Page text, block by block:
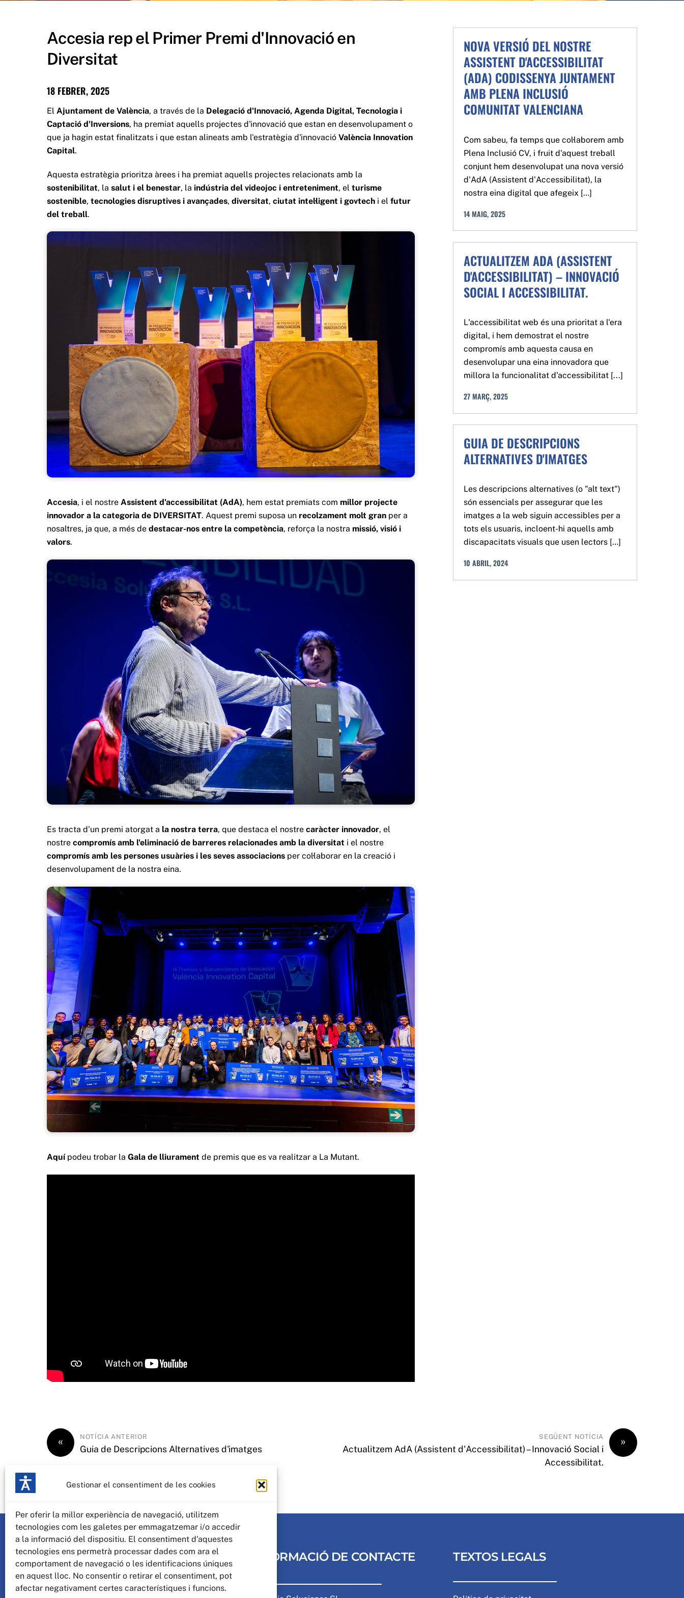
Gestionar el consentiment de les cookies
Per oferir la millor experiència de navegació, utilitzem
tecnologies com les galetes per emmagatzemar i/o accedir
a la informació del dispositiu. El consentiment d'aquestes
tecnologies ens permetrà processar dades com ara el
comportament de navegació o les identificacions úniques
en aquest lloc. No consentir o retirar el consentiment, pot
afectar negativament certes característiques i funcions.
Accesia rep el Primer Premi d'Innovació en
Diversitat
18 FEBRER, 2025
El Ajuntament de València, a través de la Delegació d'Innovació, Agenda Digital, Tecnologia i
Captació d'Inversions, ha premiat aquells projectes d'innovació que estan en desenvolupament o
que ja hagin estat finalitzats i que estan alineats amb l'estratègia d'innovació València Innovation
Capital.
Aquesta estratègia prioritza àrees i ha premiat aquells projectes relacionats amb la
sostenibilitat, la salut i el benestar, la indústria del videojoc i entreteniment, el turisme
sostenible, tecnologies disruptives i avançades, diversitat, ciutat intel·ligent i govtech i el futur
del treball.
Accesia, i el nostre Assistent d'accessibilitat (AdA), hem estat premiats com millor projecte
innovador a la categoria de DIVERSITAT. Aquest premi suposa un recolzament molt gran per a
nosaltres, ja que, a més de destacar-nos entre la competència, reforça la nostra missió, visió i
valors.
Es tracta d'un premi atorgat a la nostra terra, que destaca el nostre caràcter innovador, el
nostre compromís amb l'eliminació de barreres relacionades amb la diversitat i el nostre
compromís amb les persones usuàries i les seves associacions per col·laborar en la creació i
desenvolupament de la nostra eina.
Aquípodeu trobar la Gala de lliurament de premis que es va realitzar a La Mutant.
NOVA VERSIÓ DEL NOSTRE
ASSISTENT D'ACCESSIBILITAT
(ADA) CODISSENYA JUNTAMENT
AMB PLENA INCLUSIÓ
COMUNITAT VALENCIANA
Com sabeu, fa temps que col·laborem amb
Plena Inclusió CV, i fruit d'aquest treball
conjunt hem desenvolupat una nova versió
d'AdA (Assistent d'Accessibilitat), la
nostra eina digital que afegeix […]
14MAIG,2025
ACTUALITZEM ADA (ASSISTENT
D'ACCESSIBILITAT) – INNOVACIÓ
SOCIAL I ACCESSIBILITAT.
L'accessibilitat web és una prioritat a l'era
digital, i hem demostrat el nostre
compromís amb aquesta causa en
desenvolupar una eina innovadora que
millora la funcionalitat d'accessibilitat [...]
27MARÇ,2025
GUIA DE DESCRIPCIONS
ALTERNATIVES D'IMATGES
Les descripcions alternatives (o "alt text")
són essencials per assegurar que les
imatges a la web siguin accessibles per a
tots els usuaris, incloent-hi aquells amb
discapacitats visuals que usen lectors […]
10 ABRIL,2024
« NOTÍCIA ANTERIOR
Guia de Descripcions Alternatives d'imatges
»
SEGÜENT NOTÍCIA
Actualitzem AdA (Assistent d'Accessibilitat) – Innovació Social i
Accessibilitat.
INFORMACIÓ DE CONTACTE TEXTOS LEGALS